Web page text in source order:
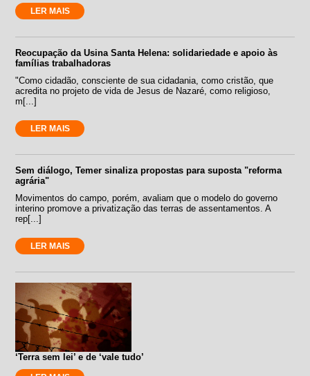
LER MAIS
Reocupação da Usina Santa Helena: solidariedade e apoio às
famílias trabalhadoras
"Como cidadão, consciente de sua cidadania, como cristão, que
acredita no projeto de vida de Jesus de Nazaré, como religioso,
m[...]
LER MAIS
Sem diálogo, Temer sinaliza propostas para suposta "reforma
agrária"
Movimentos do campo, porém, avaliam que o modelo do governo
interino promove a privatização das terras de assentamentos. A
rep[...]
LER MAIS
‘Terra sem lei’ e de ‘vale tudo’